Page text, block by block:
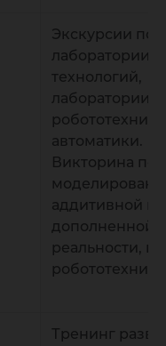
Экскурсии по
лаборатории
технологий,
лаборатории
автоматики.
Викторина по
аддитивной и
дополненной
реальности,
Тренинг